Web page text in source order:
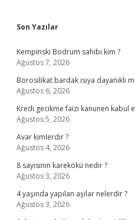
Sidebar
Son Yazılar
Kempinski Bodrum sahibi kim ?
Ağustos 7, 2026
Borosilikat bardak isıya dayanıklı
Ağustos 6, 2026
Kredi gecikme faizi kanunen kabul
Ağustos 5, 2026
Avar kimlerdir ?
Ağustos 4, 2026
8 sayısının karekökü nedir ?
Ağustos 3, 2026
4 yaşında yapılan aşılar nelerdir ?
Ağustos 3, 2026